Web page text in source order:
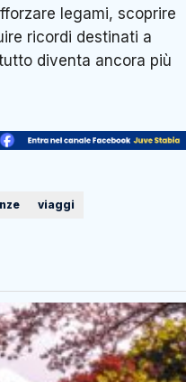
legami, scoprire
ricordi destinati a
diventa ancora più
viaggi